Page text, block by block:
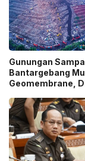
Gunungan
Bantargebang
Geomembrane,
Sistem Open